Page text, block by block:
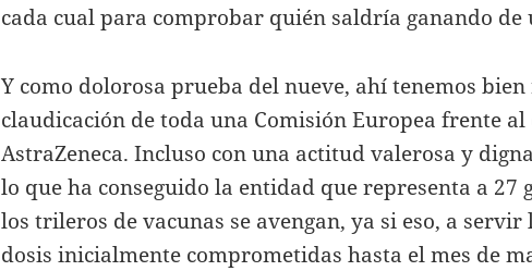
cada cual para comprobar quién saldría ganando de
Y como dolorosa prueba del nueve, ahí tenemos
claudicación de toda una Comisión Europea frente
AstraZeneca. Incluso con una actitud valerosa y
lo que ha conseguido la entidad que representa a 27
los trileros de vacunas se avengan, ya si eso, a
dosis inicialmente comprometidas hasta el mes de